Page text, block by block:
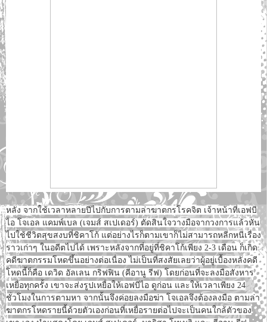
หลัง จากใช้เวลาหลายปีไปกับการตามล่าฆาตกรโรคจิต เจ้าหน้าที่เอฟบี
ไอ โจเอล แคมพ์เบล (เจมส์ สเปเดอร์) ตัดสินใจวางมือจากวงการแล้วหัน
ไปใช้ชีวิตสุขสงบที่ชิคาโก้ แต่อย่างไรก็ตามเขาก็ไม่สามารถหลีกหนีเรื่อง
ราวเก่าๆ ในอดีตไปได้ เพราะหลังจากที่อยู่ที่ชิคาโก้เพียง 2-3 เดือน ก็เกิด
คดีฆาตกรรมโหดขึ้นอย่างต่อเนื่อง ไม่เป็นที่สงสัยเลยว่าผู้อยู่เบื้องหลังคดี
โหดนี้ก็คือ เดวิด อัลเลน กริฟฟิน (คีอานู รีฟ) โดยก่อนที่จะลงมือสังหาร
เหยื่อทุกครั้ง เขาจะส่งรูปเหยื่อให้เอฟบีไอ ดูก่อน และให้เวลาเพียง 24
ชั่วโมงในการตามหา จากนั้นจึงค่อยลงมือฆ่า โจเอลจึงต้องลงมือ ตามล่า
ฆาตกรโหดรายนี้ด้วยตัวเองก่อนที่เหยื่อรายต่อไปจะเป็นคนใกล้ตัวของ